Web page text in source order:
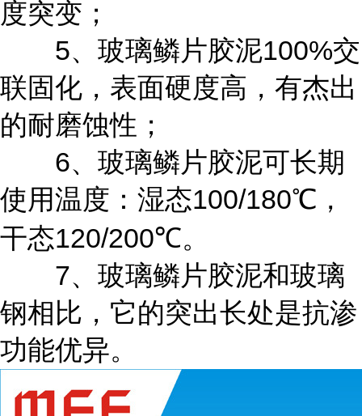
度突变；
5、玻璃鳞片胶泥100%交
联固化，表面硬度高，有杰出
的耐磨蚀性；
6、玻璃鳞片胶泥可长期
使用温度：湿态100/180℃，
干态120/200℃。
7、 玻璃鳞片胶泥和玻璃
钢相比，它的突出长处是抗渗
功能优异。